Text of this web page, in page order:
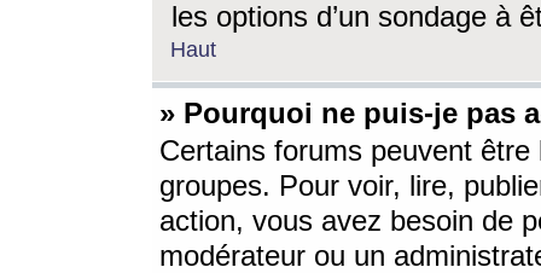
les options d’un sondage à
Haut
» Pourquoi ne puis-je pas
Certains forums peuvent être
groupes. Pour voir, lire,
action, vous avez besoin de
modérateur ou un